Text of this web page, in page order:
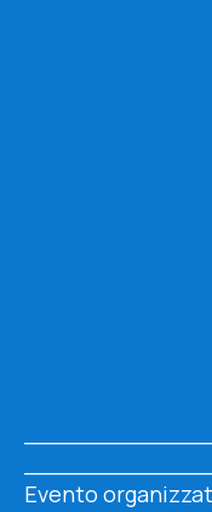
Evento